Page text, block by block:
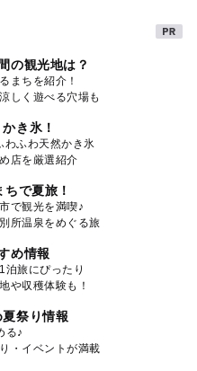
の観光地は？
まちを紹介！
しく遊べる穴場も
き氷！
わふわ天然かき氷
店を厳選紹介
で夏旅！
で観光を満喫♪
所温泉をめぐる旅
め情報
泊旅にぴったり
や収穫体験も！
夏祭り情報
る♪
・イベントが満載